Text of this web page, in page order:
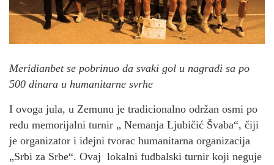
Meridianbet se pobrinuo da svaki gol u nagradi sa po
500 dinara u humanitarne svrhe
I ovoga jula, u Zemunu je tradicionalno održan osmi po
redu memorijalni turnir „ Nemanja Ljubičić Švaba“, čiji
je organizator i idejni tvorac humanitarna organizacija
„Srbi za Srbe“. Ovaj lokalni fudbalski turnir koji neguje